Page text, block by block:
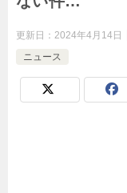
更新日： 2024年4月14日
ニュース